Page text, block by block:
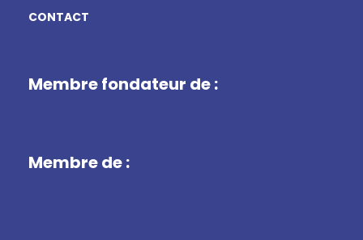
CONTACT
Membre fondateur de :
Membre de :